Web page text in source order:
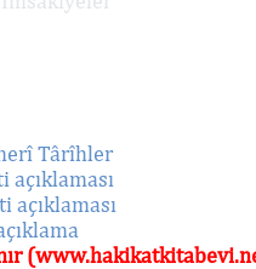
Târîhler
açıklaması
açıklaması